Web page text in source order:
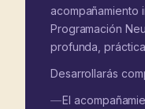
acompañamiento
Programación
profunda,
Desarrollarás
El